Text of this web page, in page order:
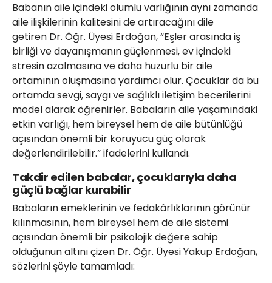
Babanın aile içindeki olumlu varlığının aynı zamanda
aile ilişkilerinin kalitesini de artıracağını dile
getiren Dr. Öğr. Üyesi Erdoğan, “Eşler arasında iş
birliği ve dayanışmanın güçlenmesi, ev içindeki
stresin azalmasına ve daha huzurlu bir aile
ortamının oluşmasına yardımcı olur. Çocuklar da bu
ortamda sevgi, saygı ve sağlıklı iletişim becerilerini
model alarak öğrenirler. Babaların aile yaşamındaki
etkin varlığı, hem bireysel hem de aile bütünlüğü
açısından önemli bir koruyucu güç olarak
değerlendirilebilir.” ifadelerini kullandı.
Takdir edilen babalar, çocuklarıyla daha
güçlü bağlar kurabilir
Babaların emeklerinin ve fedakârlıklarının görünür
kılınmasının, hem bireysel hem de aile sistemi
açısından önemli bir psikolojik değere sahip
olduğunun altını çizen Dr. Öğr. Üyesi Yakup Erdoğan,
sözlerini şöyle tamamladı: